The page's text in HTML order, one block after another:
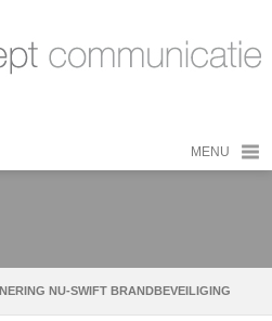
MENU
NU-SWIFT BRANDBEVEILIGING